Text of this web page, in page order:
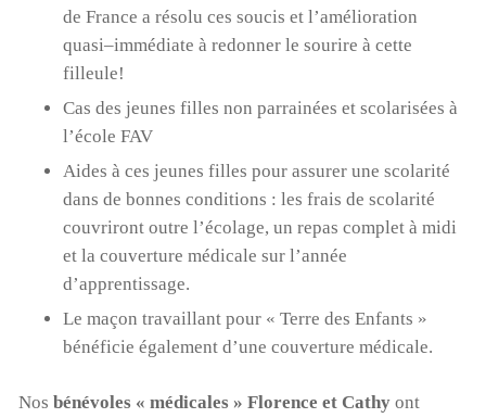
de France a résolu ces soucis et l’amélioration
quasi–immédiate à redonner le sourire à cette
filleule!
Cas des jeunes filles non parrainées et scolarisées à
l’école FAV
Aides à ces jeunes filles pour assurer une scolarité
dans de bonnes conditions : les frais de scolarité
couvriront outre l’écolage, un repas complet à midi
et la couverture médicale sur l’année
d’apprentissage.
Le maçon travaillant pour « Terre des Enfants »
bénéficie également d’une couverture médicale.
Nos bénévoles « médicales » Florence et Cathyont